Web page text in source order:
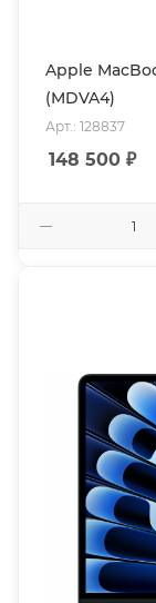
Apple
(MDVA4)
Арт.: 128837
148 500 ₽